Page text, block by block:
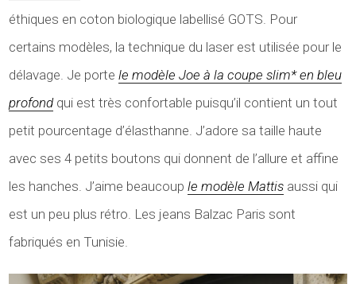
éthiques en coton biologique labellisé GOTS. Pour
certains modèles, la technique du laser est utilisée pour le
délavage. Je portele modèle Joe à la coupe slim* en bleu
profondqui est très confortable puisqu’il contient un tout
petit pourcentage d’élasthanne. J’adore sa taille haute
avec ses 4 petits boutons qui donnent de l’allure et affine
les hanches. J’aime beaucouple modèle Mattis aussi qui
est un peu plus rétro. Les jeans Balzac Paris sont
fabriqués en Tunisie.